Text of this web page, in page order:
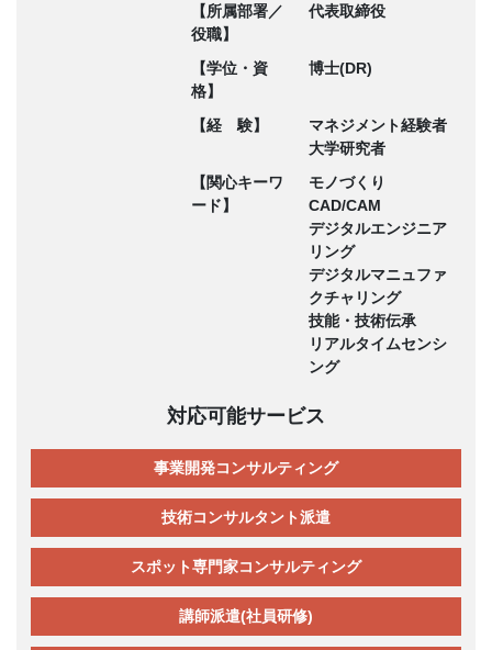
【所属部署／
役職】
代表取締役
【学位・資
格】
博士(DR)
【経 験】
マネジメント経験者
大学研究者
【関心キーワ
ード】
モノづくり
CAD/CAM
デジタルエンジニア
リング
デジタルマニュファ
クチャリング
技能・技術伝承
リアルタイムセンシ
ング
対応可能サービス
事業開発コンサルティング
技術コンサルタント派遣
スポット専門家コンサルティング
講師派遣(社員研修)